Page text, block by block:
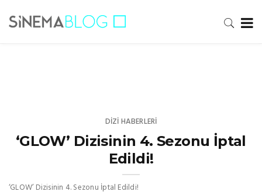
DIZI HABERLERI
‘GLOW’ Dizisinin 4. Sezonu İptal
Edildi!
‘GLOW’ Dizisinin 4. Sezonu İptal Edildi!